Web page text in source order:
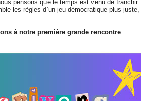
pensons que le temps est venu de franchir
les règles d’un jeu démocratique plus juste,
à notre première grande rencontre